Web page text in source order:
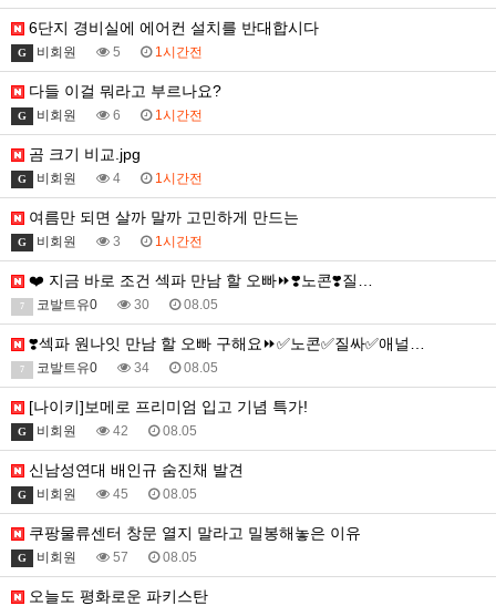
6단지 경비실에 에어컨 설치를 반대합시다
G 비회원 5 1시간전
다들 이걸 뭐라고 부르나요?
G 비회원 6 1시간전
곰 크기 비교.jpg
G 비회원 4 1시간전
여름만 되면 살까 말까 고민하게 만드는
G 비회원 3 1시간전
❤️ 지금 바로 조건 섹파 만남 할 오빠⏩❣️노콘❣️질…
7 코발트유0 30 08.05
❣️섹파 원나잇 만남 할 오빠 구해요⏩✅노콘✅질싸✅애널…
7 코발트유0 34 08.05
[나이키]보메로 프리미엄 입고 기념 특가!
G 비회원 42 08.05
신남성연대 배인규 숨진채 발견
G 비회원 45 08.05
쿠팡물류센터 창문 열지 말라고 밀봉해놓은 이유
G 비회원 57 08.05
오늘도 평화로운 파키스탄